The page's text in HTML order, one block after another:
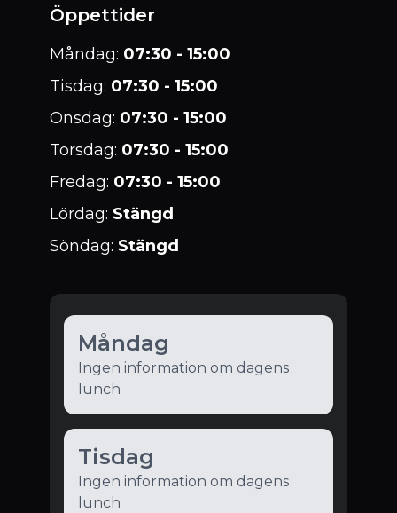
Öppettider
Måndag: 07:30 - 15:00
Tisdag: 07:30 - 15:00
Onsdag: 07:30 - 15:00
Torsdag: 07:30 - 15:00
Fredag: 07:30 - 15:00
Lördag: Stängd
Söndag: Stängd
Måndag
Ingen information om dagens
lunch
Tisdag
Ingen information om dagens
lunch